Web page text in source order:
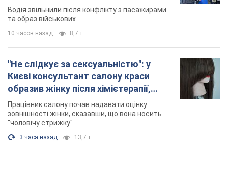
Відео
Водія звільнили після конфлікту з пасажирами
та образ військових
10 часов назад 8,7 т.
"Не слідкує за сексуальністю": у
Києві консультант салону краси
образив жінку після хімієтерапії,
розгорівся скандал. Фото
Працівник салону почав надавати оцінку
зовнішності жінки, сказавши, що вона носить
"чоловічу стрижку"
3 часа назад 13,7 т.